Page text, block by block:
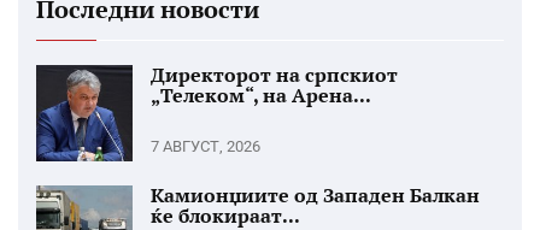
Последни новости
Директорот на српскиот
„Телеком“, на Арена...
7 АВГУСТ, 2026
Камионџиите од Западен Балкан
ќе блокираат...